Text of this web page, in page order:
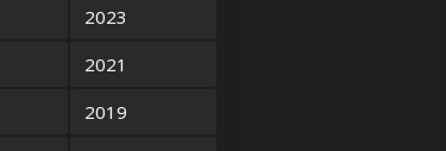
2023
2021
2019